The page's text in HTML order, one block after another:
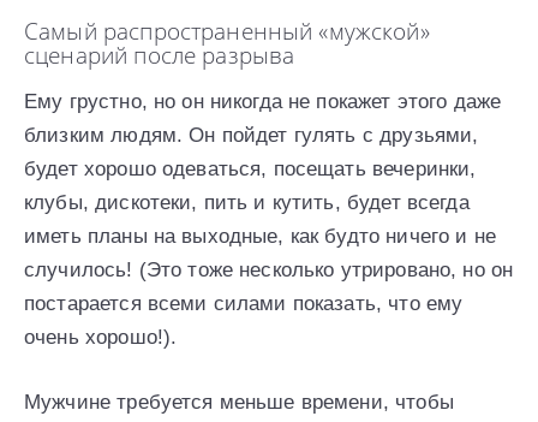
Самый распространенный «мужской»
сценарий после разрыва
Ему грустно, но он никогда не покажет этого даже
близким людям. Он пойдет гулять с друзьями,
будет хорошо одеваться, посещать вечеринки,
клубы, дискотеки, пить и кутить, будет всегда
иметь планы на выходные, как будто ничего и не
случилось! (Это тоже несколько утрировано, но он
постарается всеми силами показать, что ему
очень хорошо!).
Мужчине требуется меньше времени, чтобы